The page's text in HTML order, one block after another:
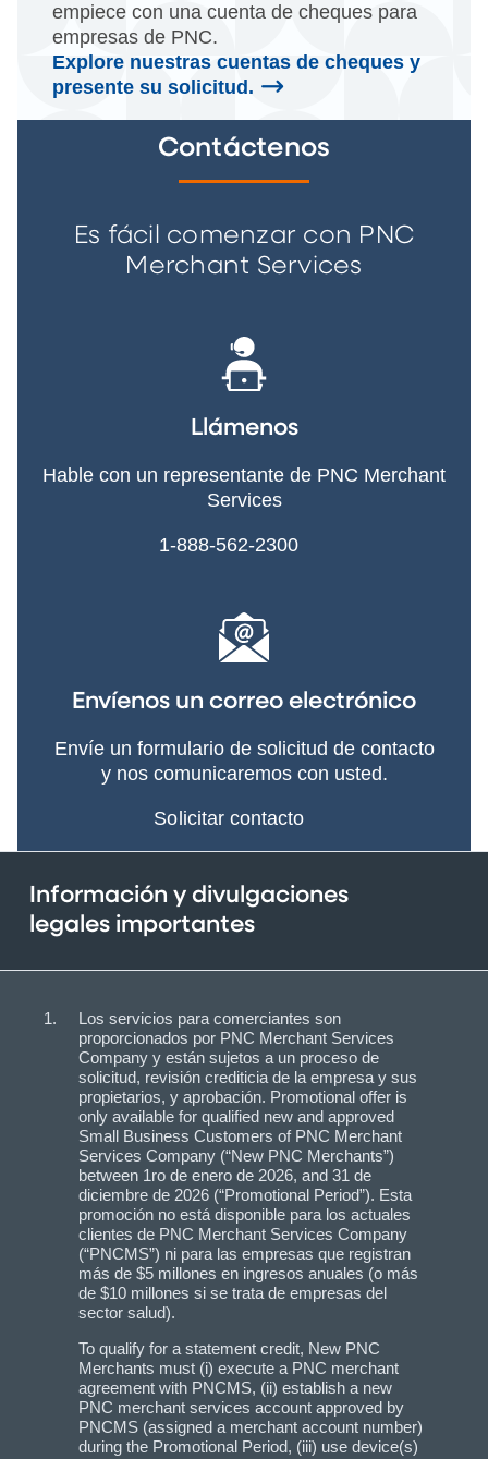
empiece con una cuenta de cheques para
empresas de PNC.
Explore nuestras cuentas de cheques y
presente su solicitud.
Contáctenos
Es fácil comenzar con PNC
Merchant Services
Llámenos
Hable con un representante de PNC Merchant
Services
1-888-562-2300
Envíenos un correo electrónico
Envíe un formulario de solicitud de contacto
y nos comunicaremos con usted.
Solicitar contacto
Información y divulgaciones
legales importantes
Los servicios para comerciantes son
proporcionados por PNC Merchant Services
Company y están sujetos a un proceso de
solicitud, revisión crediticia de la empresa y sus
propietarios, y aprobación. Promotional offer is
only available for qualified new and approved
Small Business Customers of PNC Merchant
Services Company (“New PNC Merchants”)
between 1ro de enero de 2026, and 31 de
diciembre de 2026 (“Promotional Period”). Esta
promoción no está disponible para los actuales
clientes de PNC Merchant Services Company
(“PNCMS”) ni para las empresas que registran
más de $5 millones en ingresos anuales (o más
de $10 millones si se trata de empresas del
sector salud).
To qualify for a statement credit, New PNC
Merchants must (i) execute a PNC merchant
agreement with PNCMS, (ii) establish a new
PNC merchant services account approved by
PNCMS (assigned a merchant account number)
during the Promotional Period, (iii) use device(s)